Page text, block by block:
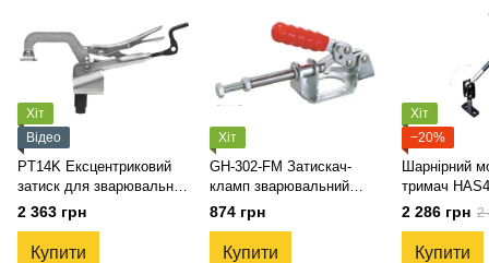
Хіт
Відео
PT14K Ексцентриковий
затиск для зварювальних
столів системи d16
2 363 грн
Купити
Хіт
GH-302-FM Затискач-
кламп зварювальний
поршневий Good Hand
(оригінал)
874 грн
Купити
Хіт
−20%
Шарнірний
тримач
системи d16
2 286 грн 2
Купити